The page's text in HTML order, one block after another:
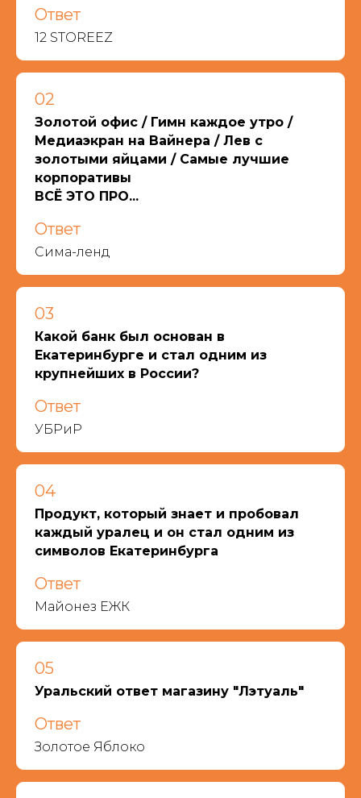
Ответ
12 STOREEZ
02
Золотой офис / Гимн каждое утро /
Медиаэкран на Вайнера / Лев с
золотыми яйцами / Самые лучшие
корпоративы
ВСЁ ЭТО ПРО...
Ответ
Сима-ленд
03
Какой банк был основан в
Екатеринбурге и стал одним из
крупнейших в России?
Ответ
УБРиР
04
Продукт, который знает и пробовал
каждый уралец и он стал одним из
символов Екатеринбурга
Ответ
Майонез ЕЖК
05
Уральский ответ магазину "Лэтуаль"
Ответ
Золотое Яблоко